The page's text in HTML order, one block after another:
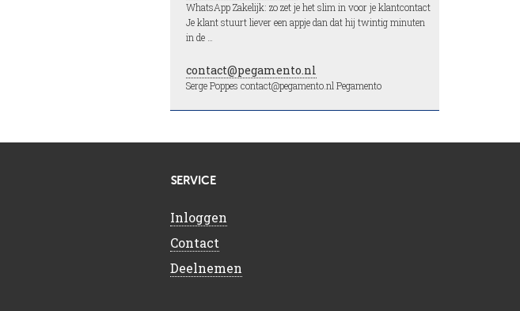
WhatsApp Zakelijk: zo zet je het slim in voor je klantcontact
Je klant stuurt liever een appje dan dat hij twintig minuten
in de …
contact@pegamento.nl
Serge Poppes contact@pegamento.nl Pegamento
SERVICE
Inloggen
Contact
Deelnemen